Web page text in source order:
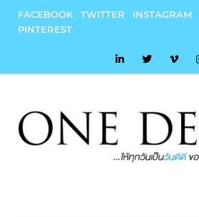
content
FACEBOOK TWITTER INSTAGRAM
PINTEREST